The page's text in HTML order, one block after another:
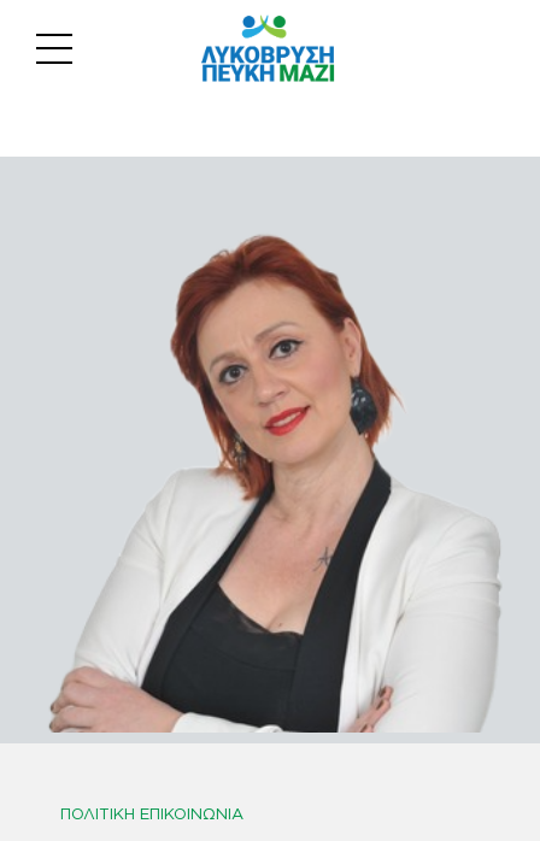
ΠΟΛΙΤΙΚΉ ΕΠΙΚΟΙΝΩΝΊΑ